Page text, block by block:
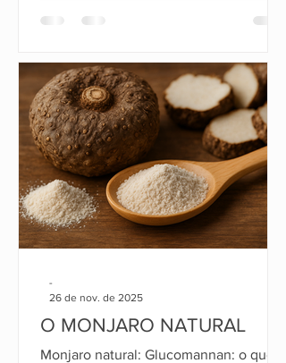
nome científico é Cordia verbenacea e
propriedades anti-inflamatórias e
analgésicas.
O MONJARO NATURAL
Monjaro natural: Glucomannan: o que
-
26 de nov. de 2025